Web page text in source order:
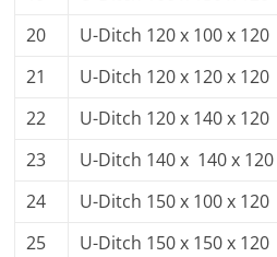
20
U-Ditch 120 x 100 x 120
21
U-Ditch 120 x 120 x 120
22
U-Ditch 120 x 140 x 120
23
U-Ditch 140 x 140 x 120
24
U-Ditch 150 x 100 x 120
25
U-Ditch 150 x 150 x 120